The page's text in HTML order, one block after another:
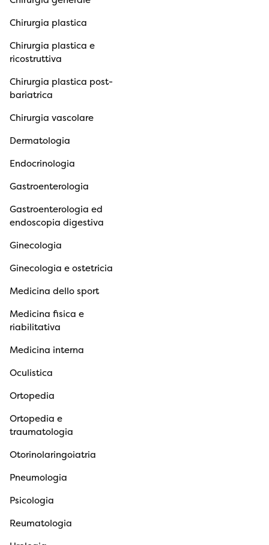
Chirurgia plastica
Chirurgia plastica e
ricostruttiva
Chirurgia plastica post-
bariatrica
Chirurgia vascolare
Dermatologia
Endocrinologia
Gastroenterologia
Gastroenterologia ed
endoscopia digestiva
Ginecologia
Ginecologia e ostetricia
Medicina dello sport
Medicina fisica e
riabilitativa
Medicina interna
Oculistica
Ortopedia
Ortopedia e
traumatologia
Otorinolaringoiatria
Pneumologia
Psicologia
Reumatologia